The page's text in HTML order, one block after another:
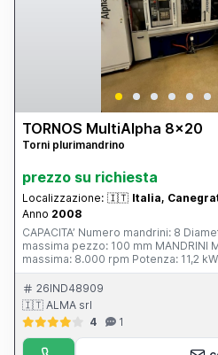
TORNOS MultiAlpha 8x20
Torni plurimandrino
prezzo su richiesta
Localizzazione: 🇮🇹 Italia,
Anno 2008
CAPACITA’ Numero mandrini: 8 Diametro barra: ø 22 Lunghezza
massima pezzo: 100 mm MANDRINI MOTORIZZATI Velocità
massima: 8.000 rpm Potenza: 11,2 kW Coppia mandrino
motorizzato: 17 (25) Nm CONTROMANDRINO Velocità massima :
8.000 rpm Potenza motore: 3,7 kW Coppia motore : 8,3 Nm
MOTORE DI FORATURA Velocità
Potenza: 6 (12,1) kW Coppia motore di foratura: 2 Nm BACK
WORKING Velocità max motore : 8.000 rpm Potenza motore
Coppia motore utensili posteriori: 2 Nm ASSI E CORSE
lineari: 28 Numero assi rotativi: 9 Corsa slitta trasversale in X: 50
26IND48909
🇮🇹 ALMA srl
4
1